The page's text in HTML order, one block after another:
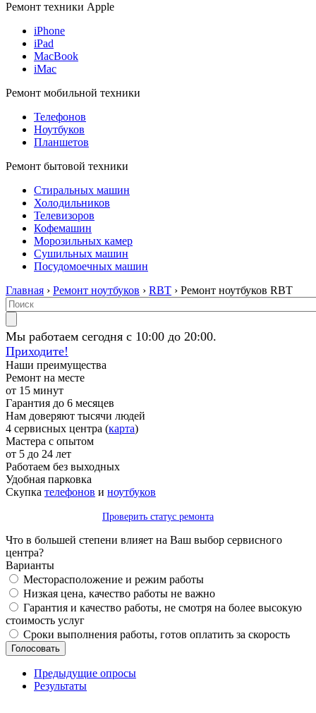
Ремонт техники Apple
iPhone
iPad
MacBook
iMac
Ремонт мобильной техники
Телефонов
Ноутбуков
Планшетов
Ремонт бытовой техники
Стиральных машин
Холодильников
Телевизоров
Кофемашин
Морозильных камер
Сушильных машин
Посудомоечных машин
Главная › Ремонт ноутбуков › RBT › Ремонт ноутбуков RBT
Мы работаем сегодня с 10:00 до 20:00.
Приходите!
Наши преимущества
Ремонт на месте
от 15 минут
Гарантия до 6 месяцев
Нам доверяют тысячи людей
4 сервисных центра (карта)
Мастера с опытом
от 5 до 24 лет
Работаем без выходных
Удобная парковка
Скупка телефонов и ноутбуков
Проверить статус ремонта
Что в большей степени влияет на Ваш выбор сервисного
центра?
Варианты
Месторасположение и режим работы
Низкая цена, качество работы не важно
Гарантия и качество работы, не смотря на более высокую
стоимость услуг
Сроки выполнения работы, готов оплатить за скорость
Предыдущие опросы
Результаты